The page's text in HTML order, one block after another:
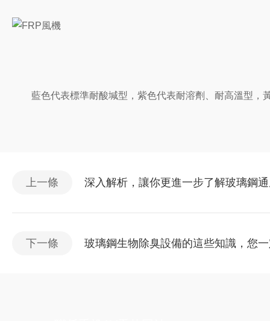
藍色代表標準耐酸堿型，紫色代表耐溶劑、耐高溫型，
上一條 深入解析，讓你更進一步了解玻璃鋼
下一條 玻璃鋼生物除臭設備的這些知識，您